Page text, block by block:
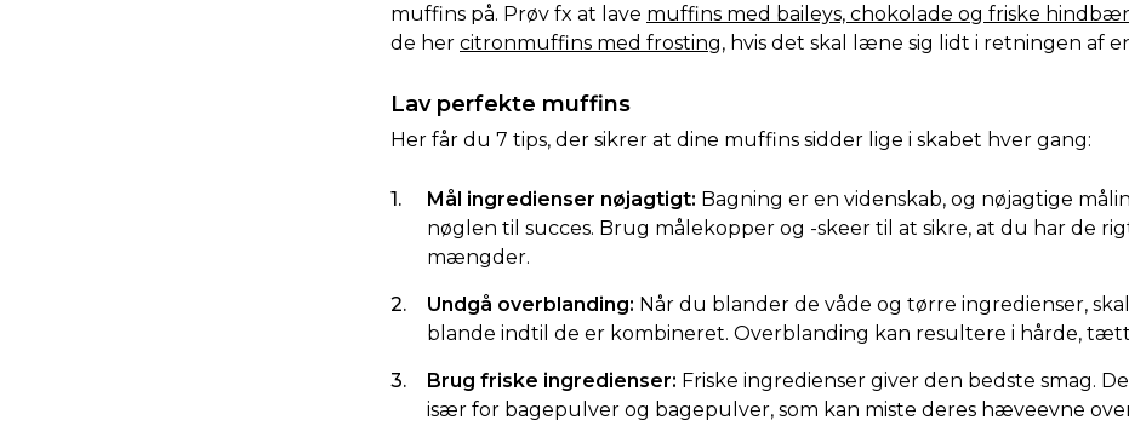
muffins på. Prøv fx at lave muffins med baileys, chokolade og friske hindbær
de her citronmuffins med frosting, hvis det skal læne sig lidt i retningen af
Lav perfekte muffins
Her får du 7 tips, der sikrer at dine muffins sidder lige i skabet hver gang:
Mål ingredienser nøjagtigt: Bagning er en videnskab, og nøjagtige
nøglen til succes. Brug målekopper og -skeer til at sikre, at du har de
mængder.
Undgå overblanding: Når du blander de våde og tørre ingredienser,
blande indtil de er kombineret. Overblanding kan resultere i hårde,
Brug friske ingredienser: Friske ingredienser giver den bedste smag.
især for bagepulver og bagepulver, som kan miste deres hæveevne